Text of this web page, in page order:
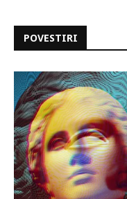
POVESTIRI